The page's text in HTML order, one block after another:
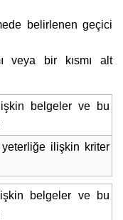
belirlenen geçici
veya bir kısmı alt
belgeler ve bu
ilişkin kriter
belgeler ve bu